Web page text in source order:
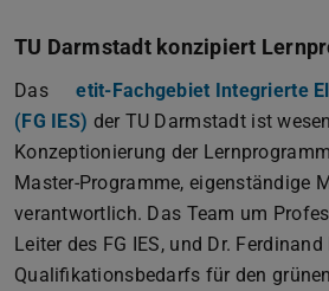
TU Darmstadt konzipiert
Das
etit-Fachgebiet Integrierte
(FG IES) der TU Darmstadt ist
Konzeptionierung der
Master-Programme, eigenständige
verantwortlich. Das Team um
Leiter des FG IES, und Dr.
Qualifikationsbedarfs für den